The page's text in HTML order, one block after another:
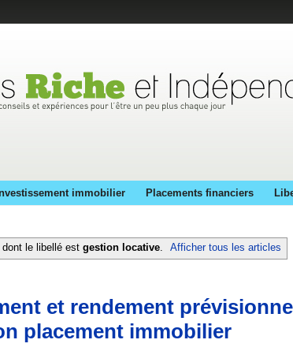
immobilier Placements financiers
le libellé est gestion locative. Afficher tous les articles
et rendement
placement immobilier